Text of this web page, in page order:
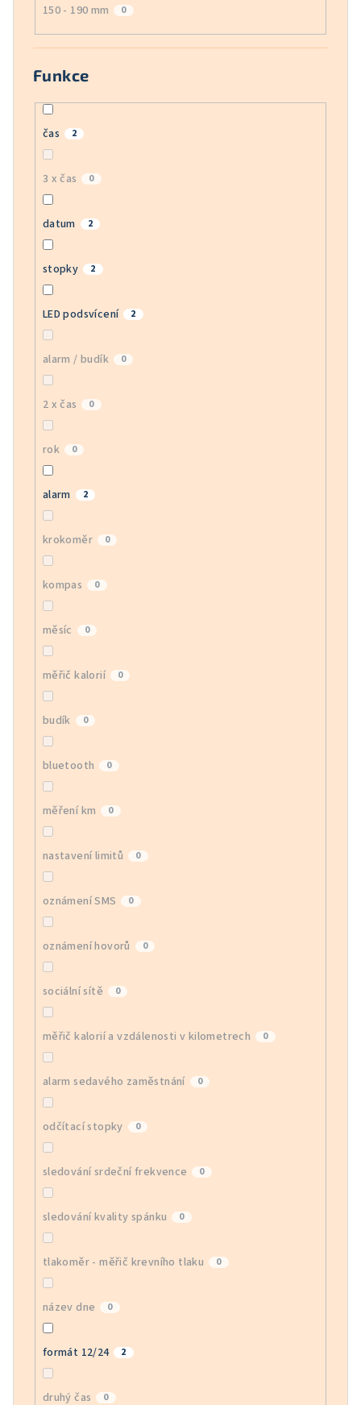
150 - 190 mm 0
Funkce
čas 2
3 x čas 0
datum 2
stopky 2
LED podsvícení 2
alarm / budík 0
2 x čas 0
rok 0
alarm 2
krokoměr 0
kompas 0
měsíc 0
měřič kalorií 0
budík 0
bluetooth 0
měření km 0
nastavení limitů 0
oznámení SMS 0
oznámení hovorů 0
sociální sítě 0
měřič kalorií a vzdálenosti v kilometrech 0
alarm sedavého zaměstnání 0
odčítací stopky 0
sledování srdeční frekvence 0
sledování kvality spánku 0
tlakoměr - měřič krevního tlaku 0
název dne 0
formát 12/24 2
druhý čas 0